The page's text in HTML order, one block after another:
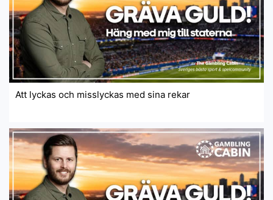
Att lyckas och misslyckas med sina rekar